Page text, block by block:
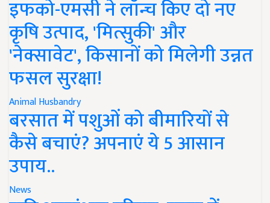
इफको-एमसी ने लॉन्च किए दो नए
कृषि उत्पाद, 'मित्सुकी' और
'नेक्सावेट', किसानों को मिलेगी उन्नत
फसल सुरक्षा!
Animal Husbandry
बरसात में पशुओं को बीमारियों से
कैसे बचाएं? अपनाएं ये 5 आसान
उपाय..
News